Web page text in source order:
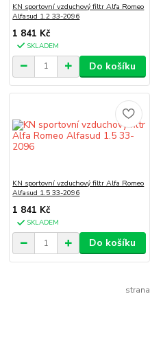
KN sportovní vzduchový filtr Alfa Romeo
Alfasud 1.2 33-2096
1 841 Kč
SKLADEM
Do košíku
KN sportovní vzduchový filtr Alfa Romeo
Alfasud 1.5 33-2096
1 841 Kč
SKLADEM
Do košíku
strana